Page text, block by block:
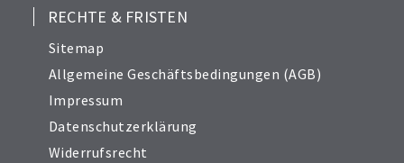
RECHTE & FRISTEN
Sitemap
Allgemeine Geschäftsbedingungen (AGB)
Impressum
Datenschutzerklärung
Widerrufsrecht